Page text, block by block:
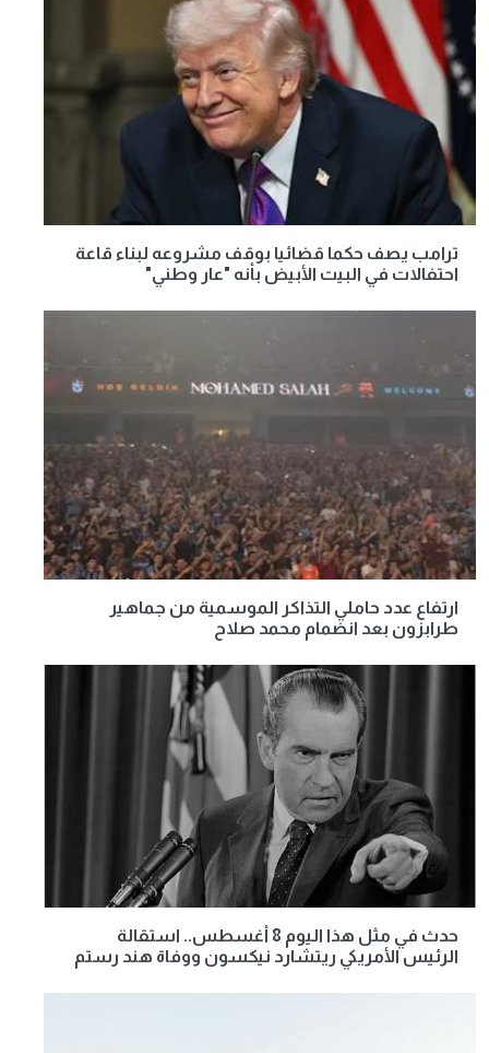
ترامب يصف حكما قضائيا بوقف مشروعه لبناء قاعة
احتفالات في البيت الأبيض بأنه "عار وطني"
ارتفاع عدد حاملي التذاكر الموسمية من جماهير
طرابزون بعد انضمام محمد صلاح
حدث في مثل هذا اليوم 8 أغسطس.. استقالة
الرئيس الأمريكي ريتشارد نيكسون ووفاة هند رستم